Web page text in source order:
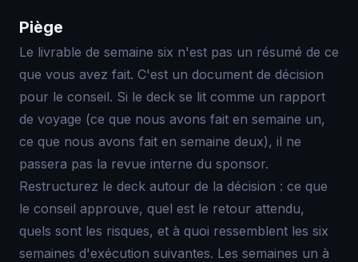
Piège
Le livrable de semaine six n'est pas un résumé de ce
que vous avez fait. C'est un document de décision
pour le conseil. Si le deck se lit comme un rapport
de voyage (ce que nous avons fait en semaine un,
ce que nous avons fait en semaine deux), il ne
passera pas la revue interne du sponsor.
Restructurez le deck autour de la décision : ce que
le conseil approuve, quel est le retour attendu,
quels sont les risques, et à quoi ressemblent les six
semaines d'exécution suivantes. Les semaines un à